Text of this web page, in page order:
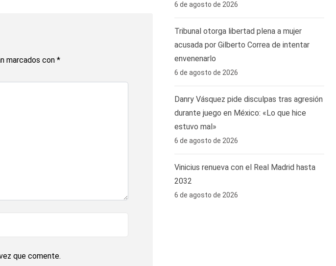
marcados con *
que comente.
6 de agosto de 2026
Tribunal otorga libertad plena a mujer
acusada por Gilberto Correa de intentar
envenenarlo
6 de agosto de 2026
Danry Vásquez pide disculpas tras agresión
durante juego en México: «Lo que hice
estuvo mal»
6 de agosto de 2026
Vinicius renueva con el Real Madrid hasta
2032
6 de agosto de 2026